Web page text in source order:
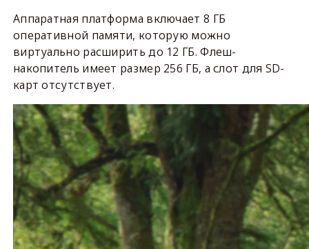
Аппаратная платформа включает 8 ГБ
оперативной памяти, которую можно
виртуально расширить до 12 ГБ. Флеш-
накопитель имеет размер 256 ГБ, а слот для SD-
карт отсутствует.